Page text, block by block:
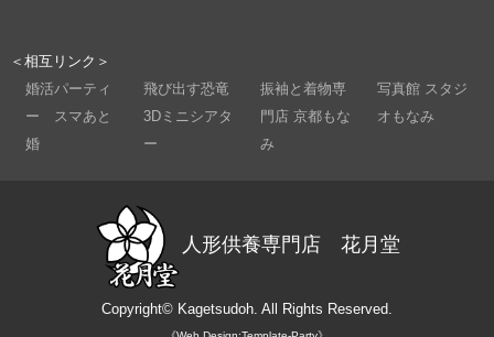
＜相互リンク＞
婚活パーティ
ー スマあと
婚
飛び出す恐竜
3Dミニシアタ
ー
振袖と着物専
門店 京都もな
み
写真館 スタジ
オもなみ
人形供養専門店 花月堂
Copyright© Kagetsudoh. All Rights Reserved.